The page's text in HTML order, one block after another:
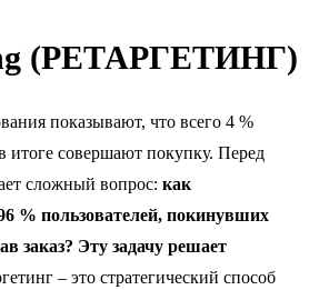
(РЕТАРГЕТИНГ)
показывают, что всего 4 %
итоге совершают покупку. Перед
сложный вопрос: как
% пользователей, покинувших
заказ? Эту задачу решает
– это стратегический способ